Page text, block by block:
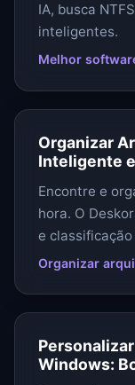
IA, busca
inteligentes.
Melhor
Organizar
Inteligente
Encontre e
hora. O
e
Organizar
Windows: